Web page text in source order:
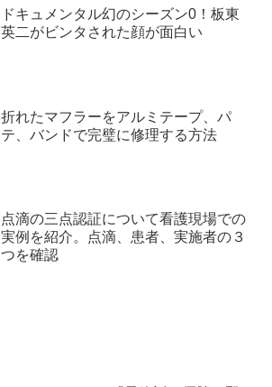
ドキュメンタル幻のシーズン0！板東
英二がビンタされた顔が面白い
折れたマフラーをアルミテープ、パ
テ、バンドで完璧に修理する方法
点滴の三点認証について看護現場での
実例を紹介。点滴、患者、実施者の３
つを確認